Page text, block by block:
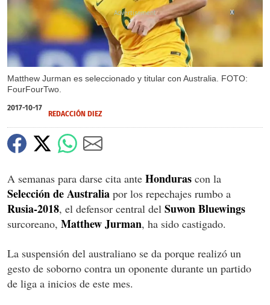
Matthew Jurman es seleccionado y titular con Australia. FOTO:
FourFourTwo.
X
2017-10-17
REDACCIÓN DIEZ
A semanas para darse cita ante Honduras con la
Selección de Australia por los repechajes rumbo a
Rusia-2018, el defensor central del Suwon Bluewings
surcoreano, Matthew Jurman, ha sido castigado.
La suspensión del australiano se da porque realizó un
gesto de soborno contra un oponente durante un partido
de liga a inicios de este mes.